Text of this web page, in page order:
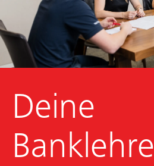
Meine Bank
Service & Support
Aktuelles & Angebote
Mitgliedschaft
Deine
Banklehre